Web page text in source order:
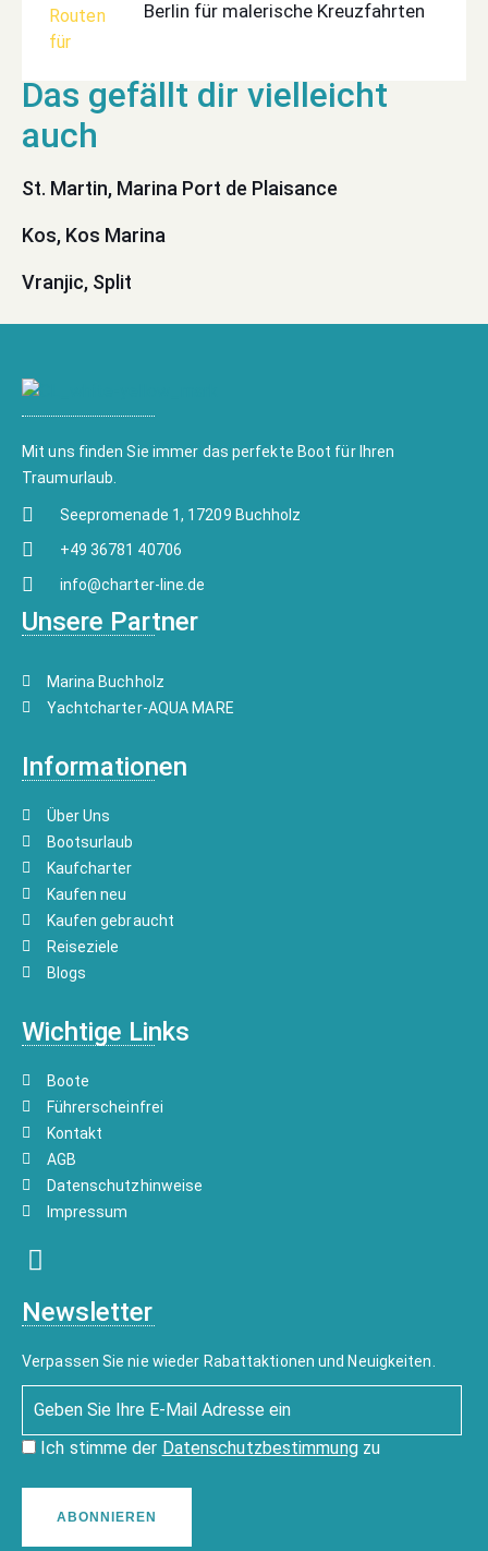
Berlin für malerische Kreuzfahrten
St. Martin, Marina Port de Plaisance
Kos, Kos Marina
Vranjic, Split
Mit uns finden Sie immer das perfekte Boot für Ihren
Traumurlaub.
Seepromenade 1, 17209 Buchholz
+49 36781 40706
info@charter-line.de
Unsere Partner
Marina Buchholz
Yachtcharter-AQUA MARE
Informationen
Über Uns
Bootsurlaub
Kaufcharter
Kaufen neu
Kaufen gebraucht
Reiseziele
Blogs
Wichtige Links
Boote
Führerscheinfrei
Kontakt
AGB
Datenschutzhinweise
Impressum
Newsletter
Verpassen Sie nie wieder Rabattaktionen und Neuigkeiten.
Ich stimme der Datenschutzbestimmungzu
ABONNIEREN